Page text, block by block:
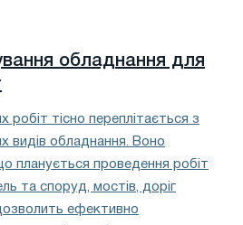
обладнання для
робіт тісно переплітається з
видів обладнання. Воно
планується проведення робіт
та споруд, мостів, доріг
ефективно